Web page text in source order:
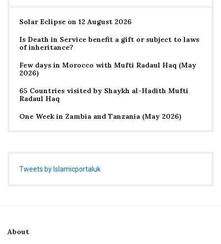
Solar Eclipse on 12 August 2026
Is Death in Service benefit a gift or subject to laws
of inheritance?
Few days in Morocco with Mufti Radaul Haq (May
2026)
65 Countries visited by Shaykh al-Hadith Mufti
Radaul Haq
One Week in Zambia and Tanzania (May 2026)
Tweets by Islamicportaluk
About